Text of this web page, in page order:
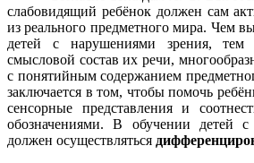
слабовидящий ребёнок должен сам
из реального предметного мира. Чем
детей с нарушениями зрения, тем
смысловой состав их речи,
с понятийным содержанием
заключается в том, чтобы помочь
сенсорные представления и
обозначениями. В обучении детей
должен осуществляться